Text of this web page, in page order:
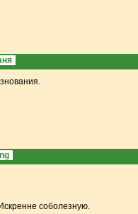
соболезную.